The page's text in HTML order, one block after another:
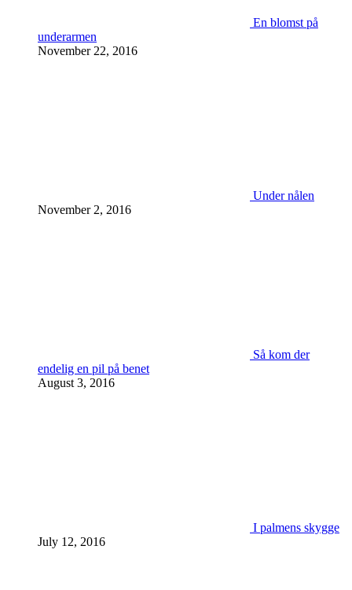
En blomst på
underarmen
November 22, 2016
Under nålen
November 2, 2016
Så kom der
endelig en pil på benet
August 3, 2016
I palmens skygge
July 12, 2016